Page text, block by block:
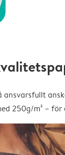
ansvarsfullt
250g/m² – för